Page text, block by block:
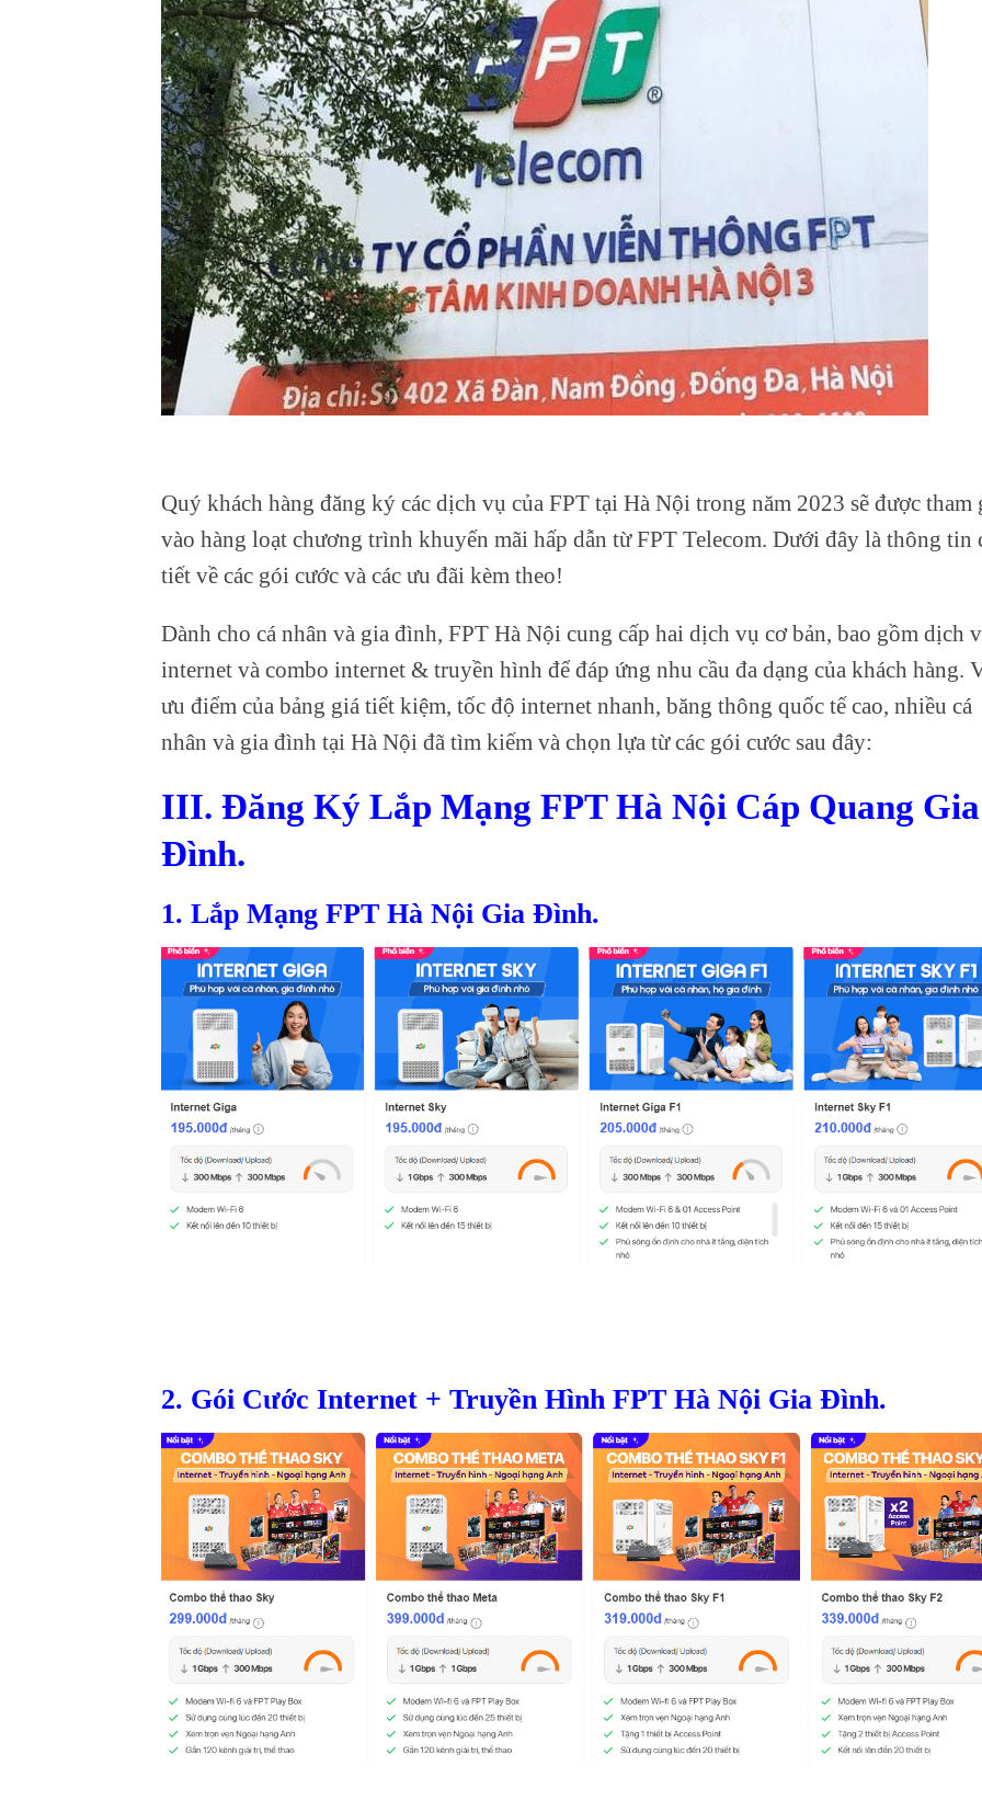
Quý khách hàng đăng ký các dịch vụ của FPT tại Hà Nội trong năm 2023 sẽ được tham
vào hàng loạt chương trình khuyến mãi hấp dẫn từ FPT Telecom. Dưới đây là thông tin
tiết về các gói cước và các ưu đãi kèm theo!
Dành cho cá nhân và gia đình, FPT Hà Nội cung cấp hai dịch vụ cơ bản, bao gồm dịch
internet và combo internet & truyền hình để đáp ứng nhu cầu đa dạng của khách hàng.
ưu điểm của bảng giá tiết kiệm, tốc độ internet nhanh, băng thông quốc tế cao, nhiều cá
nhân và gia đình tại Hà Nội đã tìm kiếm và chọn lựa từ các gói cước sau đây:
III. Đăng Ký Lắp Mạng FPT Hà Nội Cáp Quang Gia
Đình.
1. Lắp Mạng FPT Hà Nội Gia Đình.
2. Gói Cước Internet + Truyền Hình FPT Hà Nội Gia Đình.